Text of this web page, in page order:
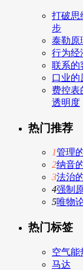
打破思
步
泰勒原
行为经
联系的
口业
费控表
透明度
热门推荐
1管理
2纳音
3法治
4强制
5唯物
热门标签
空气能
马达